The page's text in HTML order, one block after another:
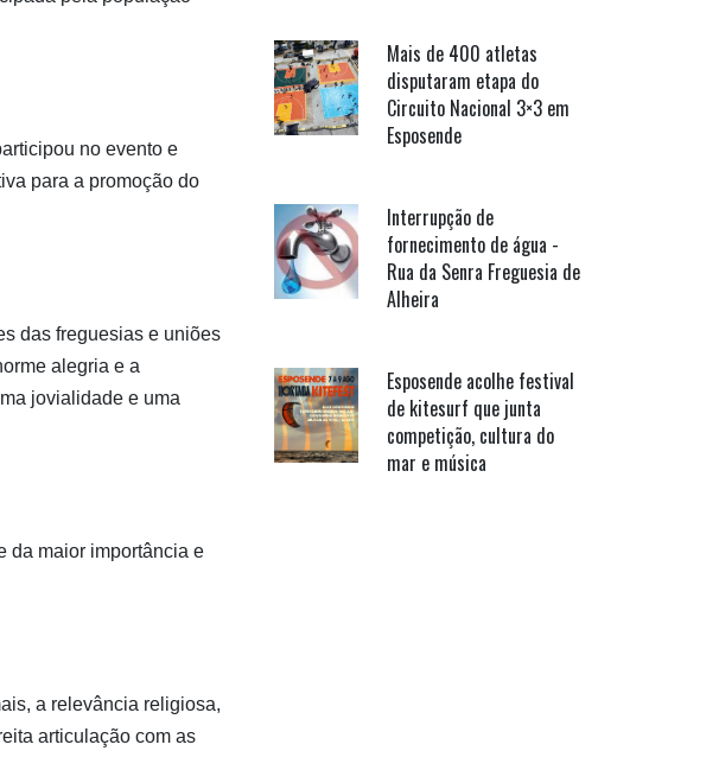
no evento e
para a promoção do
das freguesias e uniões
alegria e a
jovialidade e uma
da maior importância e
a relevância religiosa,
articulação com as
Mais de 400 atletas
disputaram etapa do
Circuito Nacional 3×3 em
Esposende
Interrupção de
fornecimento de água -
Rua da Senra Freguesia de
Alheira
Esposende acolhe festival
de kitesurf que junta
competição, cultura do
mar e música